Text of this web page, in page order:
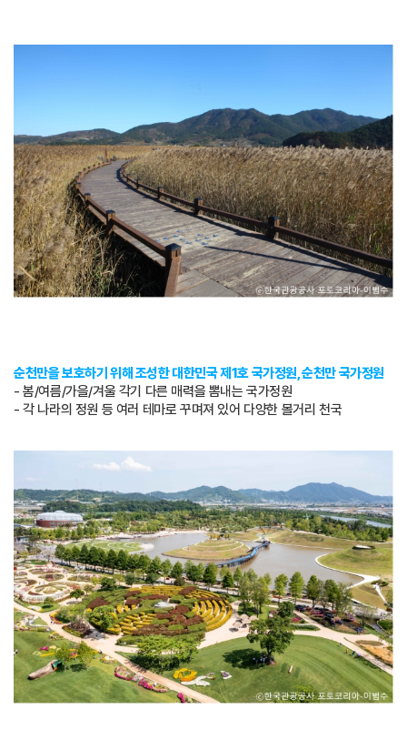
순천만을 보호하기 위해 조성한 대한민국 제1호 국가정원, 순천만 국가정원
- 봄/여름/가을/겨울 각기 다른 매력을 뽐내는 국가정원
- 각 나라의 정원 등 여러 테마로 꾸며져 있어 다양한 볼거리 천국